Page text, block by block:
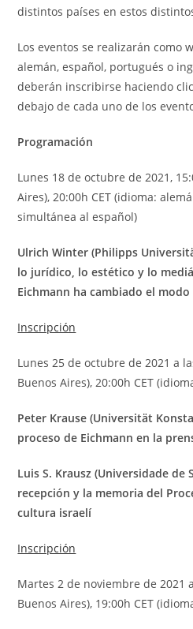
distintos países en estos
Los eventos se realizarán como
alemán, español, portugués o
deberán inscribirse haciendo
debajo de cada uno de los
Programación
Lunes 18 de octubre de 2021,
Aires), 20:00h CET (idioma:
simultánea al español)
Ulrich Winter (Philipps
lo jurídico, lo estético y lo
Eichmann ha cambiado el
Inscripción
Lunes 25 de octubre de 2021 a
Buenos Aires), 20:00h CET
Peter Krause (Universität
proceso de Eichmann en la
Luis S. Krausz (Universidade de
recepción y la memoria del
cultura israelí
Inscripción
Martes 2 de noviembre de 2021
Buenos Aires), 19:00h CET